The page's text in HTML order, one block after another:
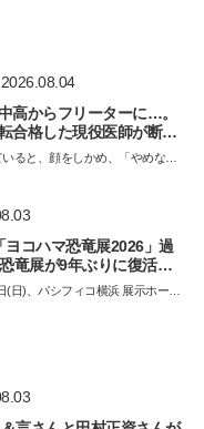
てほしい
2026.08.04
高からフリーターに…。
合格した現役医師が断言
勉強に役立った」そう考
ると、顔をしかめ、「やめなさ
ヨコハマ恐竜展2026」過
竜展が9年ぶりに復活！
しむポイントを完全ガイ
(日)、パシフィコ横浜 展示ホール